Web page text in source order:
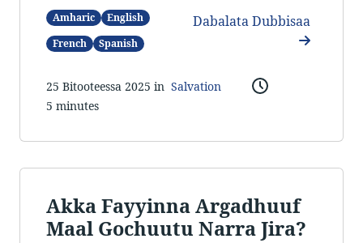
Amharic
English
French
Spanish
Dabalata Dubbisaa
25 Bitooteessa 2025 in Salvation
5 minutes
Akka Fayyinna Argadhuuf
Maal Gochuutu Narra Jira?